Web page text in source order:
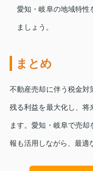
愛知・岐阜の地域特性
ましょう。
まとめ
不動産売却に伴う税金対
残る利益を最大化し、将
ます。愛知・岐阜で売
報も活用しながら、最適